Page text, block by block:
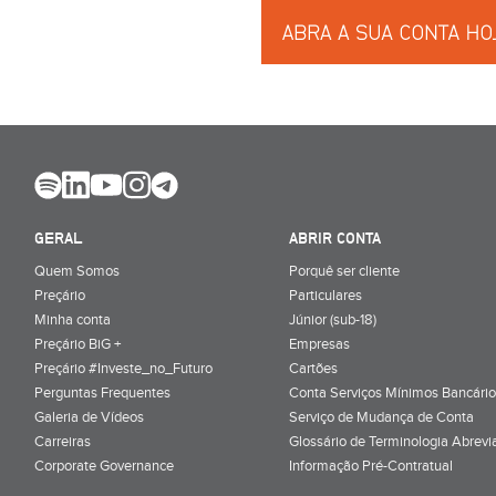
GERAL
Quem Somos
Preçário
Minha conta
Preçário BiG +
Preçário #Investe_no_Futuro
Perguntas Frequentes
Galeria de Vídeos
Carreiras
Corporate Governance
ABRIR CONTA
Porquê ser cliente
Particulares
Júnior (sub-18)
Empresas
Cartões
Conta Serviços Mínimos
Serviço de Mudança de Conta
Glossário de Terminologia
Informação Pré-Contratual